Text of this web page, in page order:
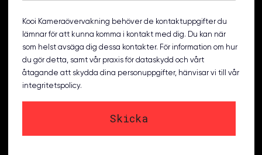
Kooi Kameraövervakning behöver de kontaktuppgifter du
lämnar för att kunna komma i kontakt med dig. Du kan när
som helst avsäga dig dessa kontakter. För information om hur
du gör detta, samt vår praxis för dataskydd och vårt
åtagande att skydda dina personuppgifter, hänvisar vi till vår
integritetspolicy.